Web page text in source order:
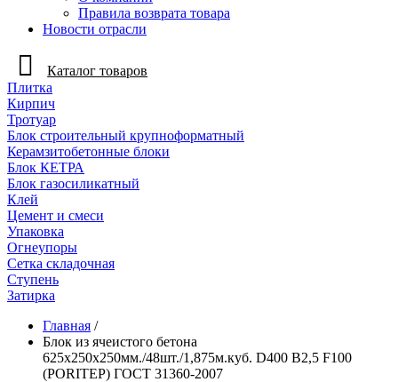
Правила возврата товара
Новости отрасли
Каталог товаров
Плитка
Кирпич
Тротуар
Блок строительный крупноформатный
Керамзитобетонные блоки
Блок КЕТРА
Блок газосиликатный
Клей
Цемент и смеси
Упаковка
Огнеупоры
Сетка складочная
Ступень
Затирка
Главная /
Блок из ячеистого бетона
625х250х250мм./48шт./1,875м.куб. D400 B2,5 F100
(PORITEP) ГОСТ 31360-2007